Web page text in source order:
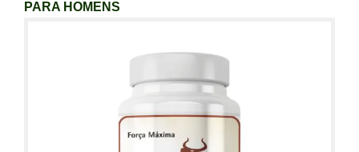
PARA HOMENS